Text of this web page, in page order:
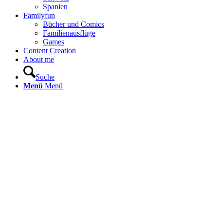
Spanien
Familyfun
Bücher und Comics
Familienausflüge
Games
Content Creation
About me
Suche
Menü Menü